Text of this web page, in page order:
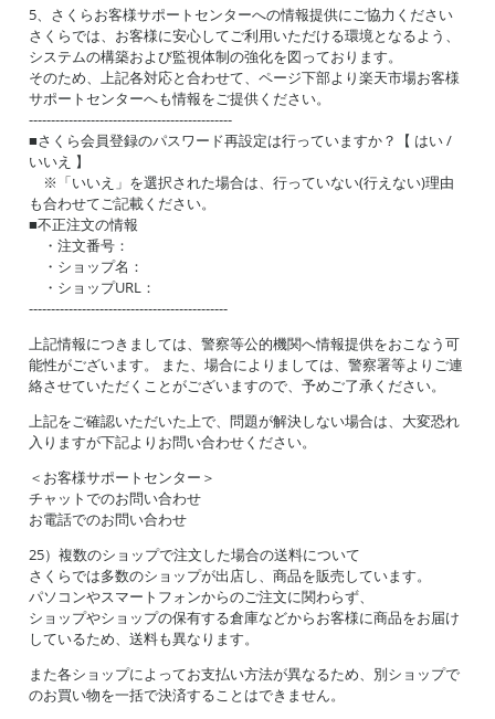
5、さくらお客様サポートセンターへの情報提供にご協力ください
さくらでは、お客様に安心してご利用いただける環境となるよう、
システムの構築および監視体制の強化を図っております。
そのため、上記各対応と合わせて、ページ下部より楽天市場お客様
サポートセンターへも情報をご提供ください。
----------------------------------------------
■さくら会員登録のパスワード再設定は行っていますか？【 はい /
いいえ 】
※「いいえ」を選択された場合は、行っていない(行えない)理由
も合わせてご記載ください。
■不正注文の情報
・注文番号：
・ショップ名：
・ショップURL：
---------------------------------------------
上記情報につきましては、警察等公的機関へ情報提供をおこなう可
能性がございます。 また、場合によりましては、警察署等よりご連
絡させていただくことがございますので、予めご了承ください。
上記をご確認いただいた上で、問題が解決しない場合は、大変恐れ
入りますが下記よりお問い合わせください。
＜お客様サポートセンター＞
チャットでのお問い合わせ
お電話でのお問い合わせ
25）複数のショップで注文した場合の送料について
さくらでは多数のショップが出店し、商品を販売しています。
パソコンやスマートフォンからのご注文に関わらず、
ショップやショップの保有する倉庫などからお客様に商品をお届け
しているため、送料も異なります。
また各ショップによってお支払い方法が異なるため、別ショップで
のお買い物を一括で決済することはできません。